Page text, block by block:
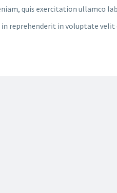
quis exercitation ullamco
in reprehenderit in voluptate velit